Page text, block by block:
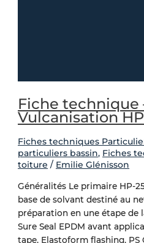
Fiche technique
Vulcanisation
Fiches techniques
particuliers bassin, Fiches
toiture / Emilie Glénisson
Généralités Le primaire HP-
base de solvant destiné au
préparation en une étape de
Sure Seal EPDM avant
tape, Elastoform flashing, PS